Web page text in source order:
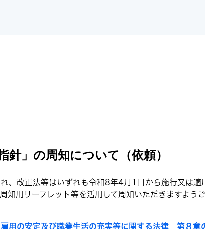
針」の周知について（依頼）
、改正法等はいずれも令和8年4月1日から施行又は適
知用リーフレット等を活用して周知いただきますよう
用の安定及び職業生活の充実等に関する法律 第８章